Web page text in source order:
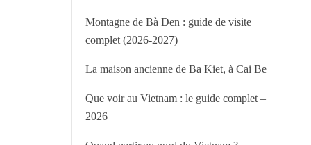
Montagne de Bà Đen : guide de visite
complet (2026-2027)
La maison ancienne de Ba Kiet, à Cai Be
Que voir au Vietnam : le guide complet –
2026